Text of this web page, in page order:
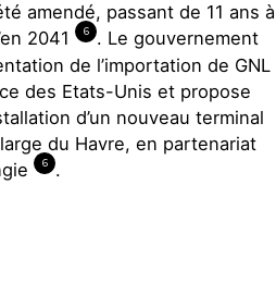
amendé, passant de 11 ans à
2041
6
. Le gouvernement
de l’importation de GNL
des Etats-Unis et propose
d’un nouveau terminal
du Havre, en partenariat
6 .